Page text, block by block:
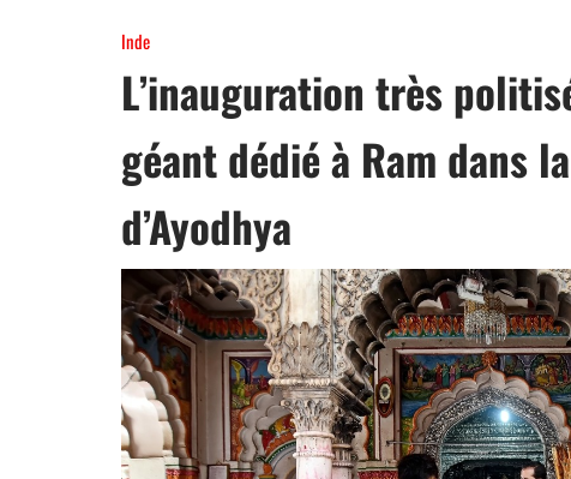
Inde
L’inauguration très
géant dédié à Ram dans
d’Ayodhya